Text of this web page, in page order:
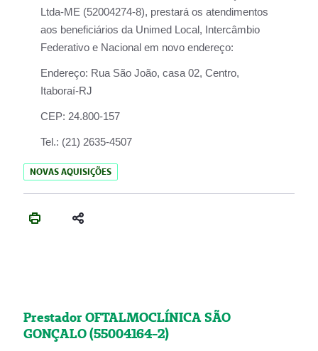
Ltda-ME (52004274-8), prestará os atendimentos
aos beneficiários da Unimed Local, Intercâmbio
Federativo e Nacional em novo endereço:
Endereço: Rua São João, casa 02, Centro,
Itaboraí-RJ
CEP: 24.800-157
Tel.: (21) 2635-4507
NOVAS AQUISIÇÕES
Prestador OFTALMOCLÍNICA SÃO
GONÇALO (55004164-2)